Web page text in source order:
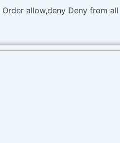
Order allow,deny Deny from all